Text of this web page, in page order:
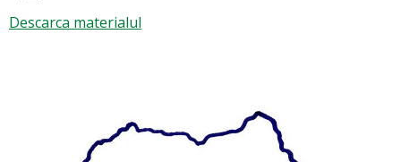
Descarca materialul